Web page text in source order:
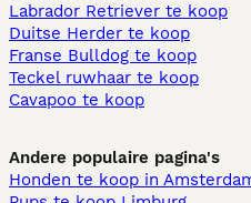
Labrador Retriever te koop
Duitse Herder te koop
Franse Bulldog te koop
Teckel ruwhaar te koop
Cavapoo te koop
Andere populaire pagina's
Honden te koop in